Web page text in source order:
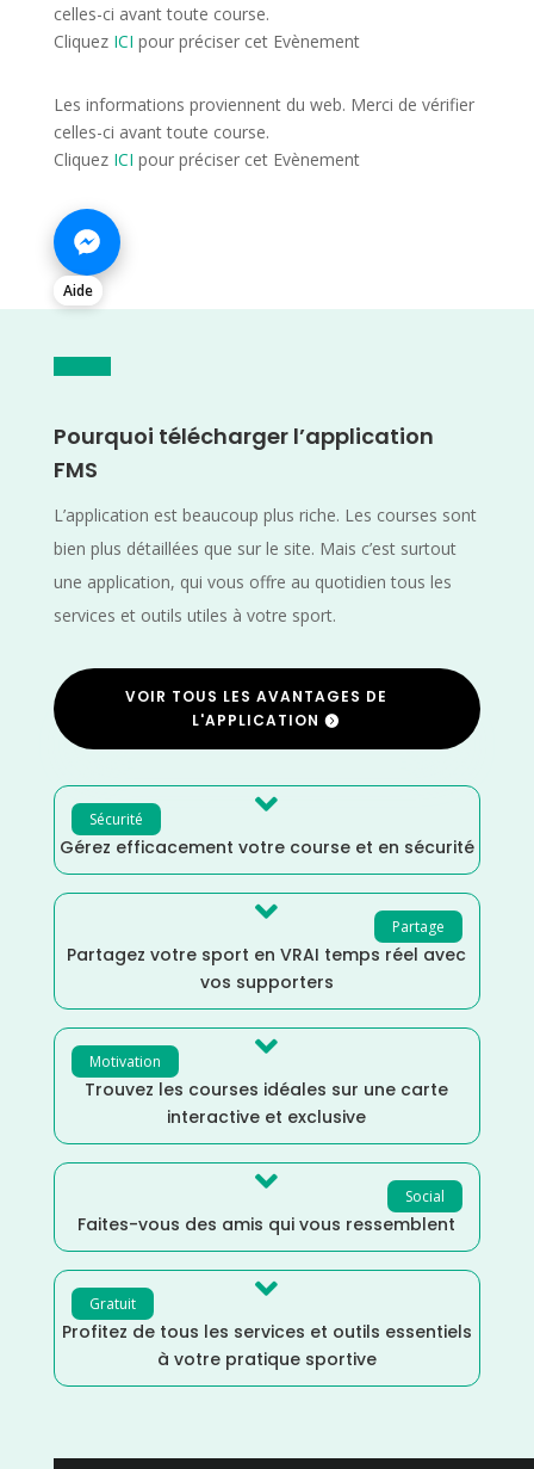
celles-ci avant toute course.
Cliquez ICI pour préciser cet Evènement
Les informations proviennent du web. Merci de vérifier
celles-ci avant toute course.
Cliquez ICI pour préciser cet Evènement
Aide
Pourquoi télécharger l’application
FMS
L’application est beaucoup plus riche. Les courses sont
bien plus détaillées que sur le site. Mais c’est surtout
une application, qui vous offre au quotidien tous les
services et outils utiles à votre sport.
VOIR TOUS LES AVANTAGES DE
L'APPLICATION
Sécurité 
Gérez efficacement votre course et en sécurité
Partage

Partagez votre sport en VRAI temps réel avec
vos supporters
Motivation 
Trouvez les courses idéales sur une carte
interactive et exclusive
Social

Faites-vous des amis qui vous ressemblent
Gratuit 
Profitez de tous les services et outils essentiels
à votre pratique sportive